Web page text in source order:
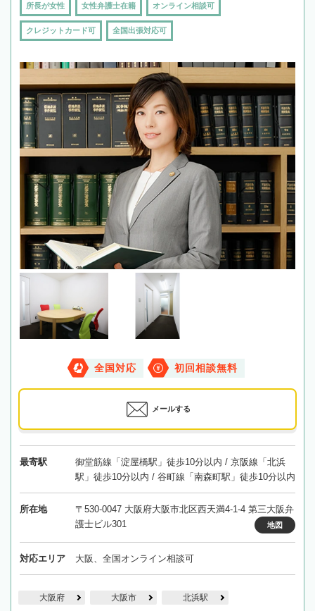
所長が女性 女性弁護士在籍 オンライン相談可
クレジットカード可 全国出張対応可
全国対応 初回相談無料
メールする
最寄駅
御堂筋線「淀屋橋駅」徒歩10分以内 / 京阪線「北浜
駅」徒歩10分以内 / 谷町線「南森町駅」徒歩10分以内
所在地
〒530-0047 大阪府大阪市北区西天満4-1-4 第三大阪弁
護士ビル301
地図
対応エリア 大阪、全国オンライン相談可
大阪府 大阪市 北浜駅